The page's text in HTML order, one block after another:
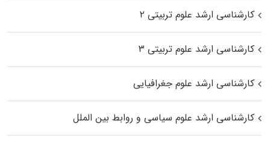
کارشناسی ارشد علوم تربیتی ۲
کارشناسی ارشد علوم تربیتی ۳
کارشناسی ارشد علوم جغرافیایی
کارشناسی ارشد علوم سیاسی و روابط بین الملل